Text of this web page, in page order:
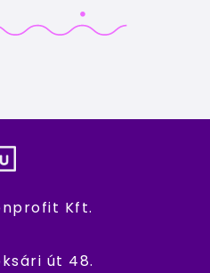
Kft.
út 48.